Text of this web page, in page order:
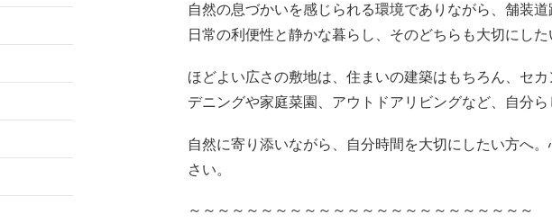
自然の息づかいを感じられる環境でありながら、舗装
日常の利便性と静かな暮らし、そのどちらも大切にし
ほどよい広さの敷地は、住まいの建築はもちろん、セ
デニングや家庭菜園、アウトドアリビングなど、自分
自然に寄り添いながら、自分時間を大切にしたい方へ
さい。
～～～～～～～～～～～～～～～～～～～～～～～～